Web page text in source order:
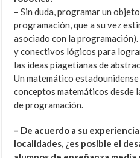
– Sin duda, programar un
programación, que a su vez
asociado con la
y conectivos lógicos para
las ideas piagetianas de
Un matemático
conceptos matemáticos desde
de programación.
– De acuerdo a su
localidades, ¿es posible el